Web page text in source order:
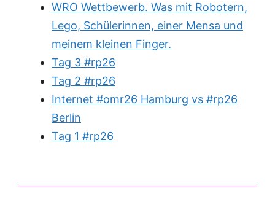
WRO Wettbewerb. Was mit Robotern,
Lego, Schülerinnen, einer Mensa und
meinem kleinen Finger.
Tag 3 #rp26
Tag 2 #rp26
Internet #omr26 Hamburg vs #rp26
Berlin
Tag 1 #rp26